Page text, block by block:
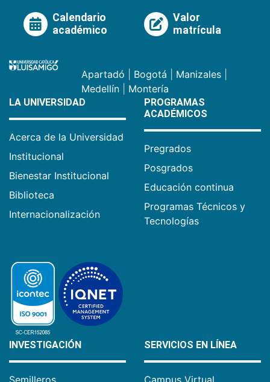
Calendario
académico
Valor
matrícula
Apartadó Bogotá Manizales
Medellín
Montería
LA UNIVERSIDAD
Acerca de la Universidad
Institucional
Bienestar Institucional
Biblioteca
Internacionalización
PROGRAMAS
ACADÉMICOS
Pregrados
Posgrados
Educación continua
Programas Técnicos y
Tecnologías
INVESTIGACIÓN SERVICIOS EN LÍNEA